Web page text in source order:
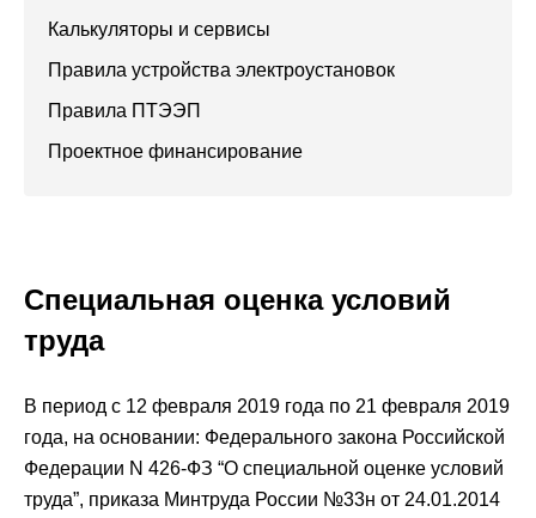
Калькуляторы и сервисы
Правила устройства электроустановок
Правила ПТЭЭП
Проектное финансирование
Специальная оценка условий
труда
В период с 12 февраля 2019 года по 21 февраля 2019
года, на основании: Федерального закона Российской
Федерации N 426-ФЗ “О специальной оценке условий
труда”, приказа Минтруда России №33н от 24.01.2014